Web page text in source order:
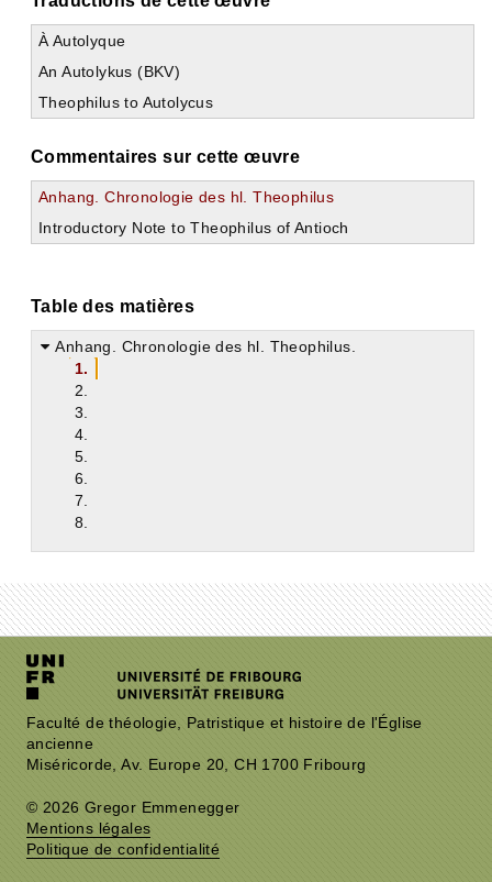
À Autolyque
An Autolykus (BKV)
Theophilus to Autolycus
Commentaires sur cette œuvre
Anhang. Chronologie des hl. Theophilus
Introductory Note to Theophilus of Antioch
Table des matières
Anhang. Chronologie des hl. Theophilus.
1.
2.
3.
4.
5.
6.
7.
8.
Faculté de théologie, Patristique et histoire de l'Église
ancienne
Miséricorde, Av. Europe 20, CH 1700 Fribourg
© 2026 Gregor Emmenegger
Mentions légales
Politique de confidentialité